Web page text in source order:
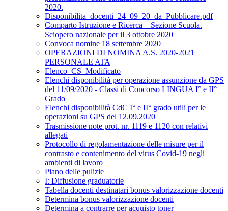
2020.
Disponibilita_docenti_24_09_20_da_Pubblicare.pdf
Comparto Istruzione e Ricerca – Sezione Scuola.
Sciopero nazionale per il 3 ottobre 2020
Convoca nomine 18 settembre 2020
OPERAZIONI DI NOMINA A.S. 2020-2021
PERSONALE ATA
Elenco_CS_Modificato
Elenchi disponibilità per operazione assunzione da GPS
del 11/09/2020 - Classi di Concorso LINGUA I° e II°
Grado
Elenchi disponibilità CdC I° e II° grado utili per le
operazioni su GPS del 12.09.2020
Trasmissione note prot. nr. 1119 e 1120 con relativi
allegati
Protocollo di regolamentazione delle misure per il
contrasto e contenimento del virus Covid-19 negli
ambienti di lavoro
Piano delle pulizie
I: Diffusione graduatorie
Tabella docenti destinatari bonus valorizzazione docenti
Determina bonus valorizzazione docenti
Determina a contrarre per acquisto toner